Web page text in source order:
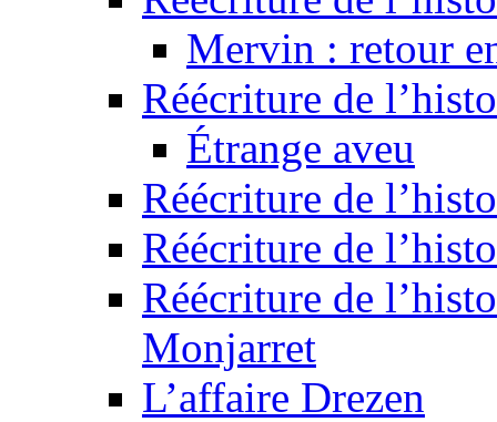
Mervin : retour
Réécriture de
Étrange aveu
Réécriture de
Réécriture de
Réécriture de
Monjarret
L’affaire Drezen